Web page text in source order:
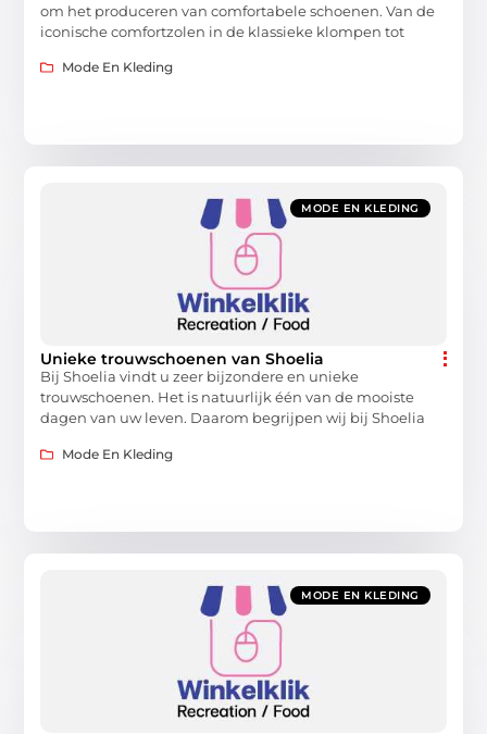
om het produceren van comfortabele schoenen. Van de
iconische comfortzolen in de klassieke klompen tot
Mode En Kleding
MODE EN KLEDING
Unieke trouwschoenen van Shoelia
Bij Shoelia vindt u zeer bijzondere en unieke
trouwschoenen. Het is natuurlijk één van de mooiste
dagen van uw leven. Daarom begrijpen wij bij Shoelia
Mode En Kleding
MODE EN KLEDING